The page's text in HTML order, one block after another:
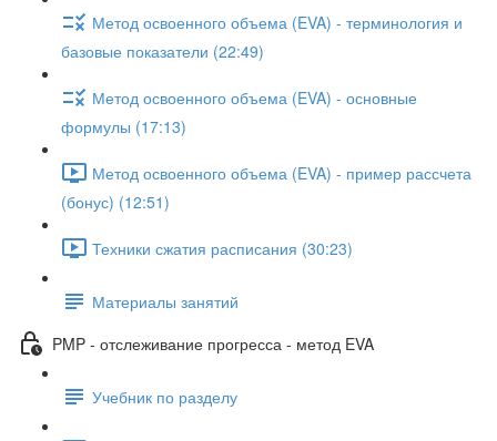
Метод освоенного объема (EVA) - терминология и
базовые показатели (22:49)
Метод освоенного объема (EVA) - основные
формулы (17:13)
Метод освоенного объема (EVA) - пример рассчета
(бонус) (12:51)
Техники сжатия расписания (30:23)
Материалы занятий
PMP - отслеживание прогресса - метод EVA
Учебник по разделу